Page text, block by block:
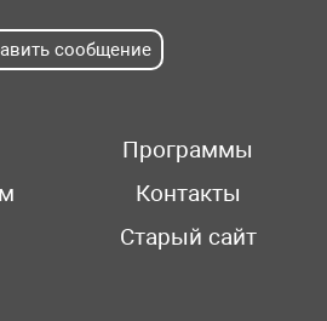
сообщение
Программы
Контакты
Старый сайт